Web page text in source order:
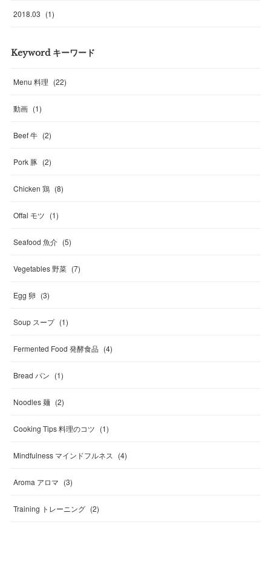
2018.03 (1)
Keyword キーワード
Menu 料理 (22)
動画 (1)
Beef 牛 (2)
Pork 豚 (2)
Chicken 鶏 (8)
Offal モツ (1)
Seafood 魚介 (5)
Vegetables 野菜 (7)
Egg 卵 (3)
Soup スープ (1)
Fermented Food 発酵食品 (4)
Bread パン (1)
Noodles 麺 (2)
Cooking Tips 料理のコツ (1)
Mindfulness マインドフルネス (4)
Aroma アロマ (3)
Training トレーニング (2)